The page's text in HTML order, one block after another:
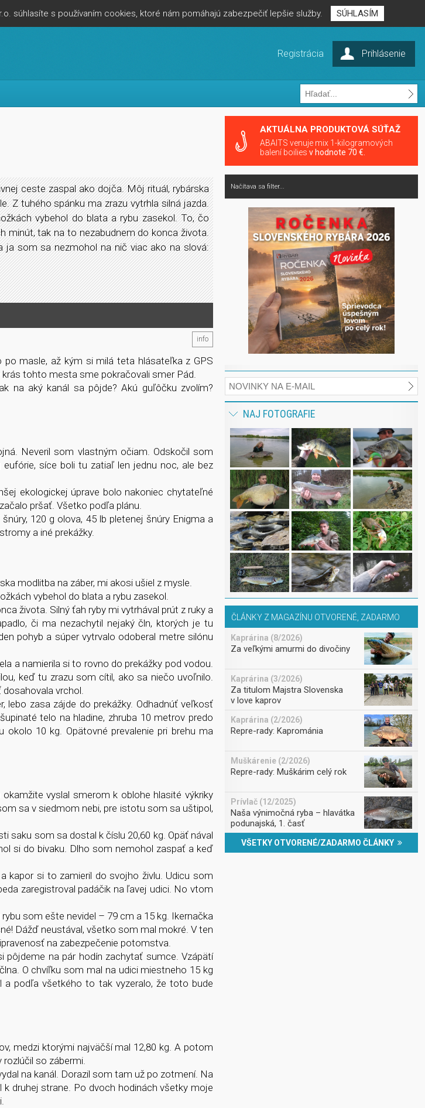
súhlasíte s používaním cookies, ktoré nám pomáhajú zabezpečiť lepšie služby. SÚHLASÍM
Prihlásenie
Registrácia
ceste zaspal ako dojča. Môj rituál, rybárska
Z tuhého spánku ma zrazu vytrhla silná jazda.
vybehol do blata a rybu zasekol. To, čo
minút, tak na to nezabudnem do konca života.
ja som sa nezmohol na nič viac ako na slová:
info
masle, až kým si milá teta hlásateľka z GPS
tohto mesta sme pokračovali smer Pád.
na aký kanál sa pôjde? Akú guľôčku zvolím?
Neveril som vlastným očiam. Odskočil som
síce boli tu zatiaľ len jednu noc, ale bez
ekologickej úprave bolo nakoniec chytateľné
pršať. Všetko podľa plánu.
120 g olova, 45 lb pletenej šnúry Enigma a
a iné prekážky.
modlitba na záber, mi akosi ušiel z mysle.
vybehol do blata a rybu zasekol.
života. Silný ťah ryby mi vytrhával prút z ruky a
či ma nezachytil nejaký čln, ktorých je tu
pohyb a súper vytrvalo odoberal metre silónu
a namierila si to rovno do prekážky pod vodou.
keď tu zrazu som cítil, ako sa niečo uvoľnilo.
vrchol.
lebo zasa zájde do prekážky. Odhadnúť veľkosť
telo na hladine, zhruba 10 metrov predo
10 kg. Opätovné prevalenie pri brehu ma
vyslal smerom k oblohe hlasité výkriky
sa v siedmom nebi, pre istotu som sa uštipol,
saku som sa dostal k číslu 20,60 kg. Opäť nával
si do bivaku. Dlho som nemohol zaspať a keď
kapor si to zamieril do svojho živlu. Udicu som
zaregistroval padáčik na ľavej udici. No vtom
som ešte nevidel – 79 cm a 15 kg. Ikernačka
Dážď neustával, všetko som mal mokré. V ten
na zabezpečenie potomstva.
pôjdeme na pár hodín zachytať sumce. Vzápätí
O chvíľku som mal na udici miestneho 15 kg
a podľa všetkého to tak vyzeralo, že toto bude
medzi ktorými najväčší mal 12,80 kg. A potom
so zábermi.
na kanál. Dorazil som tam už po zotmení. Na
druhej strane. Po dvoch hodinách všetky moje
AKTUÁLNA PRODUKTOVÁ SÚŤAŽ
ABAITS venuje mix 1-kilogramových
balení boilies v hodnote 70 €.
Načítava sa filter...
NAJ FOTOGRAFIE
ČLÁNKY Z MAGAZÍNU OTVORENÉ, ZADARMO
Kaprárina (8/2026)
Za veľkými amurmi do divočiny
Kaprárina (3/2026)
Za titulom Majstra Slovenska
v love kaprov
Kaprárina (2/2026)
Repre-rady: Kaprománia
Muškárenie (2/2026)
Repre-rady: Muškárim celý rok
Prívlač (12/2025)
Naša výnimočná ryba – hlavátka
podunajská, 1. časť
VŠETKY OTVORENÉ/ZADARMO ČLÁNKY